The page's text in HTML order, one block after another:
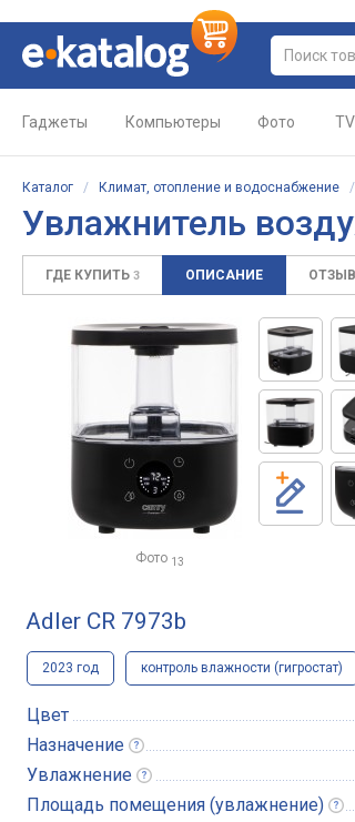
Гаджеты Компьютеры Фото TV
Каталог / Климат, отопление и водоснабжение
Увлажнитель
ГДЕ КУПИТЬ 3 ОПИСАНИЕ
Фото 13
Adler CR 7973b
2023 год контроль влажности (гигростат)
Цвет
Назначение
Увлажнение
Площадь помещения (увлажнение)